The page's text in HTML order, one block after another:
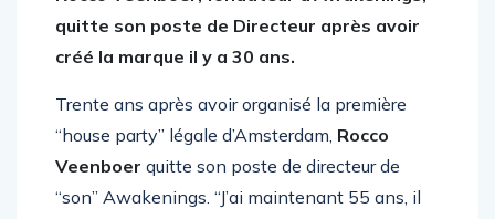
Rocco Veenboer, fondateur d’Awakenings,
quitte son poste de Directeur après avoir
Trente ans après avoir organisé la première
“house party” légale d’Amsterdam, Rocco
Veenboerquitte son poste de directeur de